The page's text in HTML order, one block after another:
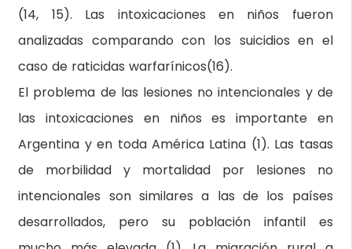
(14, 15). Las intoxicaciones en niños fueron
analizadas comparando con los suicidios en el
caso de raticidas warfarínicos(16).
El problema de las lesiones no intencionales y de
las intoxicaciones en niños es importante en
Argentina y en toda América Latina (1). Las tasas
de morbilidad y mortalidad por lesiones no
intencionales son similares a las de los países
desarrollados, pero su población infantil es